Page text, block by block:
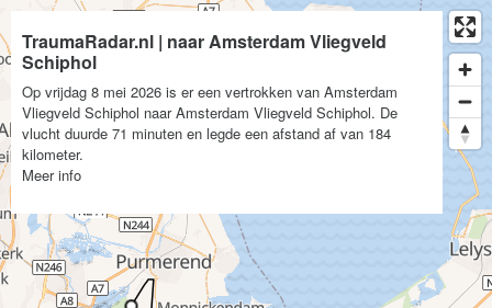
TraumaRadar.nl | naar Amsterdam Vliegveld
Schiphol
Op vrijdag 8 mei 2026 is er een vertrokken van Amsterdam
Vliegveld Schiphol naar Amsterdam Vliegveld Schiphol. De
vlucht duurde 71 minuten en legde een afstand af van 184
kilometer.
Meer info